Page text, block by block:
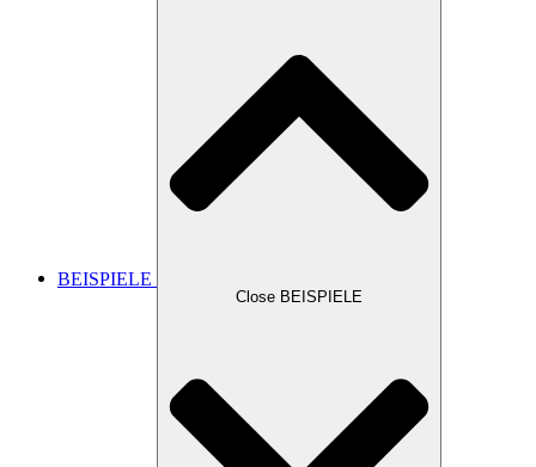
BEISPIELE
Close BEISPIELE